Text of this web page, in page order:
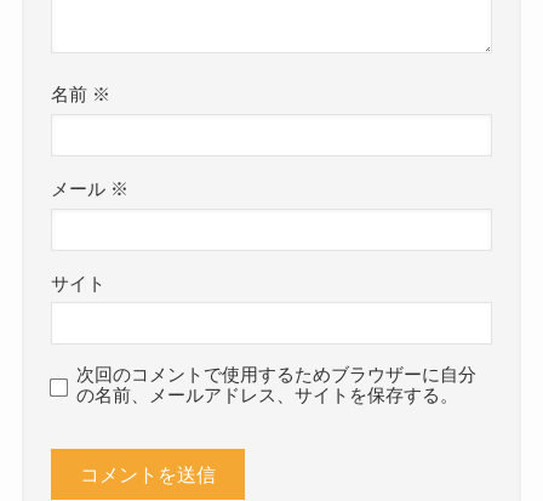
名前 ※
メール ※
サイト
次回のコメントで使用するためブラウザーに自分
の名前、メールアドレス、サイトを保存する。